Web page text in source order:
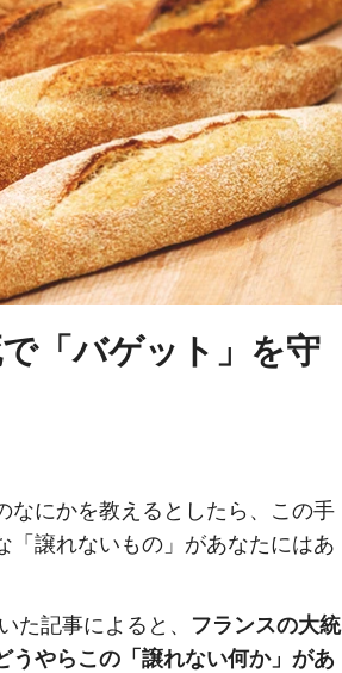
「バゲット」を守
なにかを教えるとしたら、この手
「譲れないもの」があなたにはあ
た記事によると、 フランスの大統
うやらこの「譲れない何か」があ